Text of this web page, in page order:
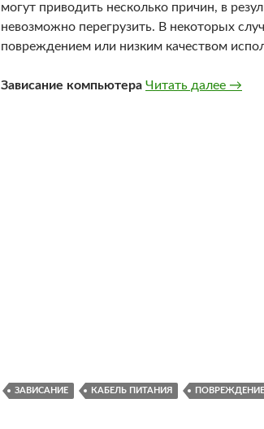
могут приводить несколько причин, в
невозможно перегрузить. В некоторых
повреждением или низким качеством
Зависание компьютера Читать далее →
ЗАВИСАНИЕ КАБЕЛЬ ПИТАНИЯ ПОВРЕЖДЕНИЕ